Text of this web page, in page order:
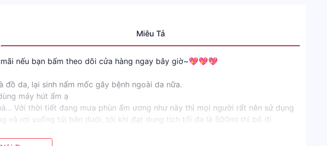
Miêu Tả
nếu bạn bấm theo dõi cửa hàng ngay bây giờ~💖💖💖
da, lại sinh nấm mốc gây bệnh ngoài da nữa.
máy hút ẩm ạ
Với thời tiết đang mưa phùn ẩm ương như này thì mọi người rất nên sử dụng
và rơi xuống túi bên dưới, tới khi đạt dung tích tối đa là 500ml thì bỏ đi